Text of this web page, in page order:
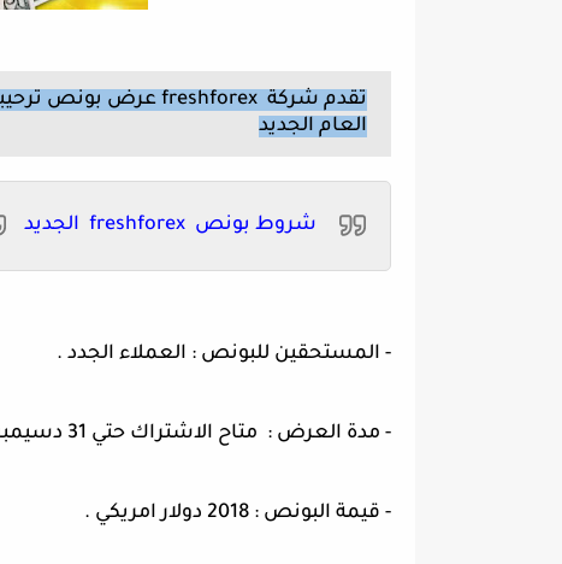
العام الجديد
شروط بونص freshforex الجديد
- المستحقين للبونص : العملاء الجدد .
- مدة العرض : متاح الاشتراك حتي 31 دسيمبر 2018 .
- قيمة البونص : 2018 دولار امريكي .